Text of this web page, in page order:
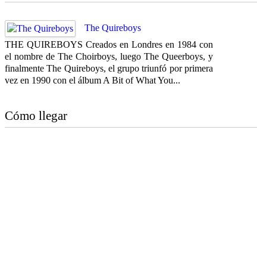
The Quireboys
THE QUIREBOYS Creados en Londres en 1984 con
el nombre de The Choirboys, luego The Queerboys, y
finalmente The Quireboys, el grupo triunfó por primera
vez en 1990 con el álbum A Bit of What You...
Cómo llegar